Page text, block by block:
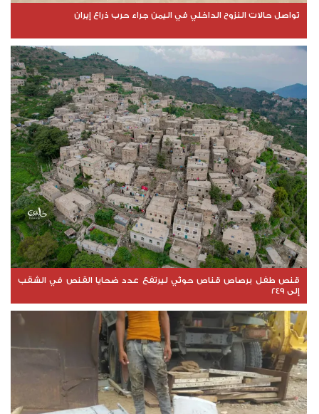
تواصل حالات النزوح الداخلي في اليمن جراء حرب ذراع إيران
قنص طفل برصاص قناص حوثي ليرتفع عدد ضحايا القنص في الشقب
إلى 249